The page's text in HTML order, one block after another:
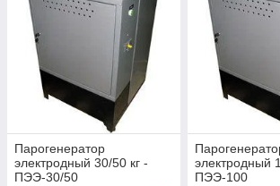
Парогенератор
электродный 30/50 кг -
ПЭЭ-30/50
электродный
ПЭЭ-100